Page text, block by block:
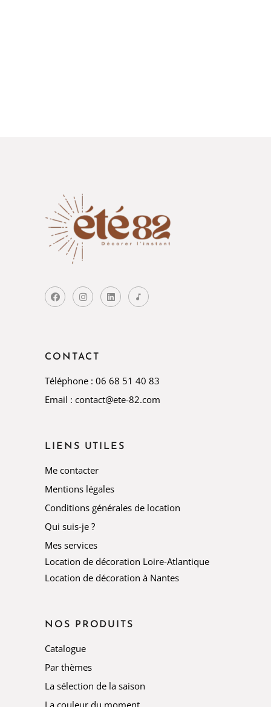
CONTACT
Téléphone : 06 68 51 40 83
Email : contact@ete-82.com
LIENS UTILES
Me contacter
Mentions légales
Conditions générales de location
Qui suis-je ?
Mes services
Location de décoration Loire-Atlantique
Location de décoration à Nantes
NOS PRODUITS
Catalogue
Par thèmes
La sélection de la saison